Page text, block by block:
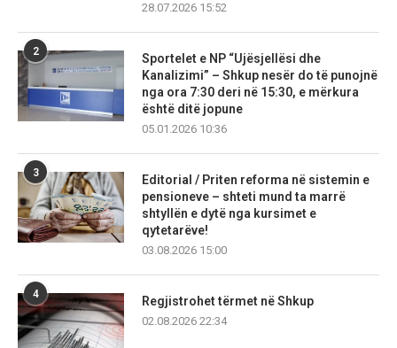
28.07.2026 15:52
2
Sportelet e NP “Ujësjellësi dhe
Kanalizimi” – Shkup nesër do të punojnë
nga ora 7:30 deri në 15:30, e mërkura
është ditë jopune
05.01.2026 10:36
3
Editorial / Priten reforma në sistemin e
pensioneve – shteti mund ta marrë
shtyllën e dytë nga kursimet e
qytetarëve!
03.08.2026 15:00
4
Regjistrohet tërmet në Shkup
02.08.2026 22:34